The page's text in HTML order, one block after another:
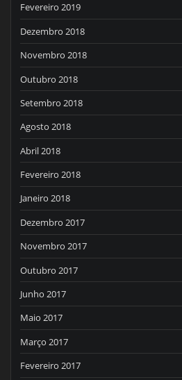
Fevereiro 2019
Dezembro 2018
Novembro 2018
Outubro 2018
Setembro 2018
Agosto 2018
Abril 2018
Fevereiro 2018
Janeiro 2018
Dezembro 2017
Novembro 2017
Outubro 2017
Junho 2017
Maio 2017
Março 2017
Fevereiro 2017